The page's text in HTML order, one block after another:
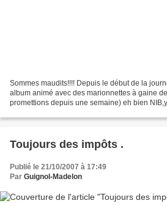
Sommes maudits!!!! Depuis le début de la
album animé avec des marionnettes à gaine
promettions depuis une semaine) eh bien
Toujours des impôts .
Publié le 21/10/2007 à 17:49
Par Guignol-Madelon